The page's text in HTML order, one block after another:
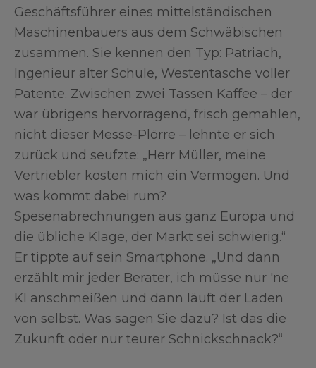
Geschäftsführer eines mittelständischen
Maschinenbauers aus dem Schwäbischen
zusammen. Sie kennen den Typ: Patriach,
Ingenieur alter Schule, Westentasche voller
Patente. Zwischen zwei Tassen Kaffee – der
war übrigens hervorragend, frisch gemahlen,
nicht dieser Messe-Plörre – lehnte er sich
zurück und seufzte: „Herr Müller, meine
Vertriebler kosten mich ein Vermögen. Und
was kommt dabei rum?
Spesenabrechnungen aus ganz Europa und
die übliche Klage, der Markt sei schwierig.“
Er tippte auf sein Smartphone. „Und dann
erzählt mir jeder Berater, ich müsse nur 'ne
KI anschmeißen und dann läuft der Laden
von selbst. Was sagen Sie dazu? Ist das die
Zukunft oder nur teurer Schnickschnack?“